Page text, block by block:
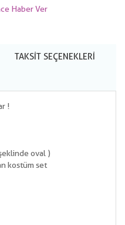
Haber Ver
TAKSIT SEÇENEKLERI
!
oval )
kostüm set